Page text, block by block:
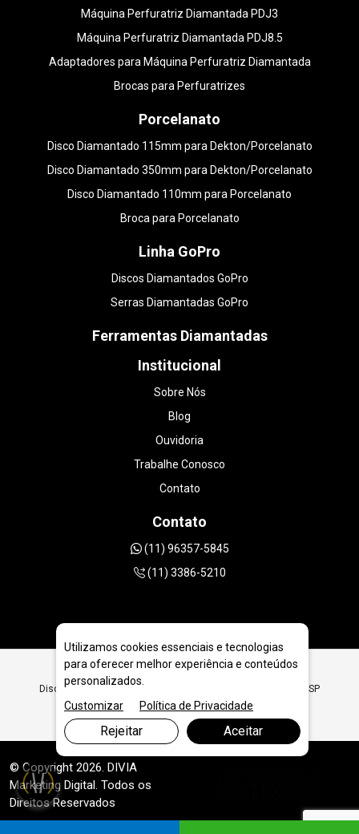
Máquina Perfuratriz Diamantada PDJ3
Máquina Perfuratriz Diamantada PDJ8.5
Adaptadores para Máquina Perfuratriz Diamantada
Brocas para Perfuratrizes
Porcelanato
Disco Diamantado 115mm para Dekton/Porcelanato
Disco Diamantado 350mm para Dekton/Porcelanato
Disco Diamantado 110mm para Porcelanato
Broca para Porcelanato
Linha GoPro
Discos Diamantados GoPro
Serras Diamantadas GoPro
Ferramentas Diamantadas
Institucional
Sobre Nós
Blog
Ouvidoria
Trabalhe Conosco
Contato
Contato
(11) 96357-5845
(11) 3386-5210
Disco Diamantado 230mm | 9 polegadas em Ribeirão Preto - SP
© Copyright 2026. DIVIA
Marketing Digital. Todos os
Direitos Reservados
Utilizamos cookies essenciais e tecnologias
para oferecer melhor experiência e conteúdos
personalizados.
Customizar
Política de Privacidade
Rejeitar Aceitar